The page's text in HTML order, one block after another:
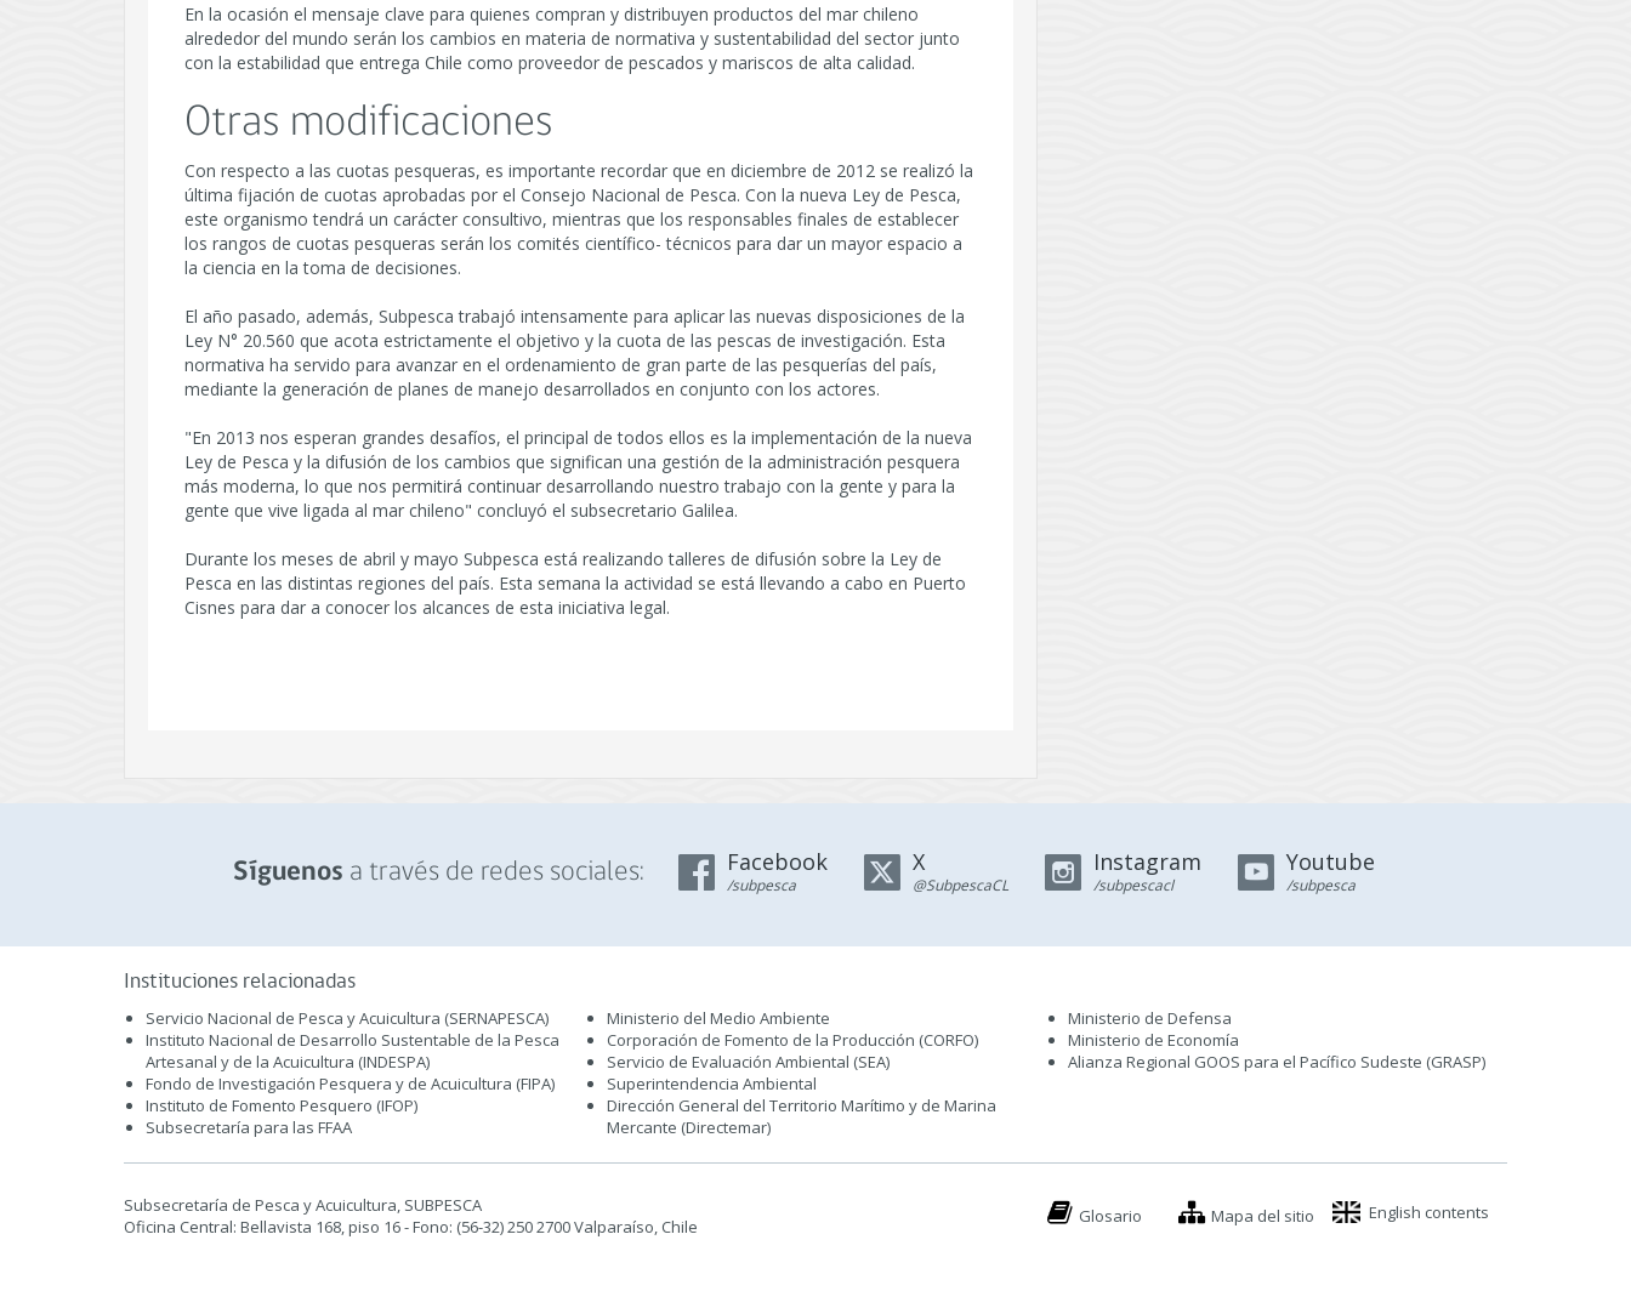
En la ocasión el mensaje clave para quienes compran y distribuyen productos del mar chileno
alrededor del mundo serán los cambios en materia de normativa y sustentabilidad del sector junto
con la estabilidad que entrega Chile como proveedor de pescados y mariscos de alta calidad.
Otras modificaciones
Con respecto a las cuotas pesqueras, es importante recordar que en diciembre de 2012 se realizó la
última fijación de cuotas aprobadas por el Consejo Nacional de Pesca. Con la nueva Ley de Pesca,
este organismo tendrá un carácter consultivo, mientras que los responsables finales de establecer
los rangos de cuotas pesqueras serán los comités científico- técnicos para dar un mayor espacio a
la ciencia en la toma de decisiones.
El año pasado, además, Subpesca trabajó intensamente para aplicar las nuevas disposiciones de la
Ley N° 20.560 que acota estrictamente el objetivo y la cuota de las pescas de investigación. Esta
normativa ha servido para avanzar en el ordenamiento de gran parte de las pesquerías del país,
mediante la generación de planes de manejo desarrollados en conjunto con los actores.
"En 2013 nos esperan grandes desafíos, el principal de todos ellos es la implementación de la nueva
Ley de Pesca y la difusión de los cambios que significan una gestión de la administración pesquera
más moderna, lo que nos permitirá continuar desarrollando nuestro trabajo con la gente y para la
gente que vive ligada al mar chileno" concluyó el subsecretario Galilea.
Durante los meses de abril y mayo Subpesca está realizando talleres de difusión sobre la Ley de
Pesca en las distintas regiones del país. Esta semana la actividad se está llevando a cabo en Puerto
Cisnes para dar a conocer los alcances de esta iniciativa legal.
Síguenos a través de redes sociales: Facebook
/subpesca
X
@SubpescaCL
Instagram
/subpescacl
Youtube
/subpesca
Instituciones relacionadas
Servicio Nacional de Pesca y Acuicultura (SERNAPESCA)
Instituto Nacional de Desarrollo Sustentable de la Pesca
Artesanal y de la Acuicultura (INDESPA)
Fondo de Investigación Pesquera y de Acuicultura (FIPA)
Instituto de Fomento Pesquero (IFOP)
Subsecretaría para las FFAA
Ministerio del Medio Ambiente
Corporación de Fomento de la Producción (CORFO)
Servicio de Evaluación Ambiental (SEA)
Superintendencia Ambiental
Dirección General del Territorio Marítimo y de Marina
Mercante (Directemar)
Ministerio de Defensa
Ministerio de Economía
Alianza Regional GOOS para el Pacífico Sudeste (GRASP)
Subsecretaría de Pesca y Acuicultura, SUBPESCA
Oficina Central: Bellavista 168, piso 16 - Fono: (56-32) 250 2700 Valparaíso, Chile
Glosario Mapa del sitio English contents